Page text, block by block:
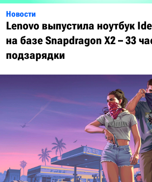
Новости
Lenovo выпустила ноутбук
на базе Snapdragon X2 – 33
подзарядки